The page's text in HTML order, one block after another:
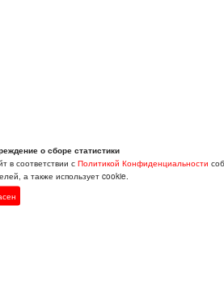
о сборе статистики
в соответствии с Политикой Конфиденциальности
а также использует cookie.